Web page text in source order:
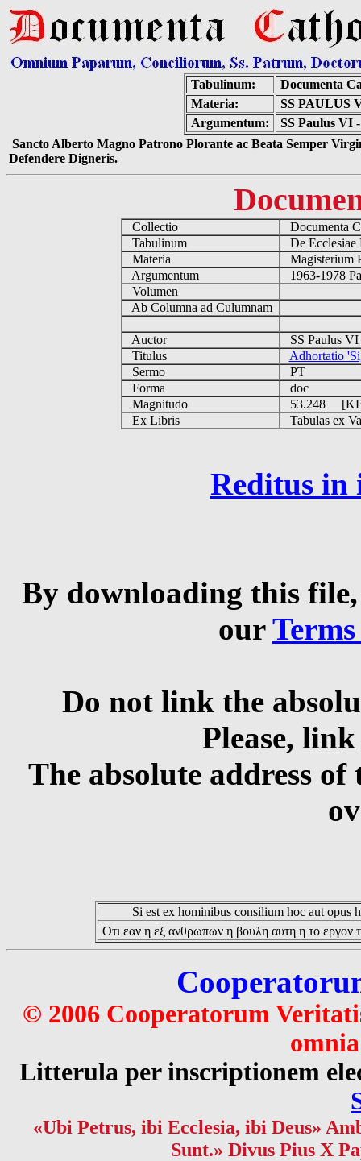
Tabulinum:
Documenta
Materia:
SS PAULUS
Argumentum:
SS Paulus VI
Sancto Alberto Magno Patrono Plorante ac Beata Semper
Defendere Digneris.
Collectio
Documenta
Tabulinum
De
Materia
Magisterium
Argumentum
1963-1978
Volumen
Ab Columna ad Culumnam
Auctor
SS Paulus
Titulus
Adhortatio
Sermo
PT
Forma
doc
Magnitudo
53.248
Ex Libris
Tabulas ex
Reditus in
By downloading this
our
Do not link the
Please,
The absolute address
Si est ex hominibus consilium hoc aut opus
Οτι εαν η εξ ανθρωπων η βουλη αυτη η το εργον
© 2006 Cooperatorum
Litterula per inscriptionem
«Ubi Petrus, ibi Ecclesia, ibi Deus»
Sunt.» Divus Pius X